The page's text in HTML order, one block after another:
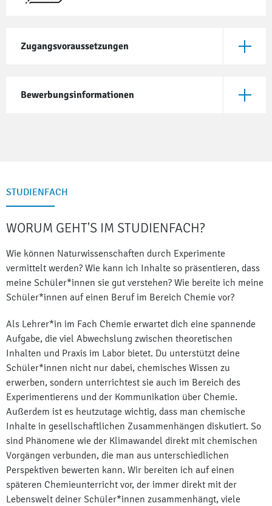
Zugangsvoraussetzungen
Öffne
Bewerbungsinformationen
Öffne
STUDIENFACH
WORUM GEHT'S IM STUDIENFACH?
Wie können Naturwissenschaften durch Experimente
vermittelt werden? Wie kann ich Inhalte so präsentieren, dass
meine Schüler*innen sie gut verstehen? Wie bereite ich meine
Schüler*innen auf einen Beruf im Bereich Chemie vor?
Als Lehrer*in im Fach Chemie erwartet dich eine spannende
Aufgabe, die viel Abwechslung zwischen theoretischen
Inhalten und Praxis im Labor bietet. Du unterstützt deine
Schüler*innen nicht nur dabei, chemisches Wissen zu
erwerben, sondern unterrichtest sie auch im Bereich des
Experimentierens und der Kommunikation über Chemie.
Außerdem ist es heutzutage wichtig, dass man chemische
Inhalte in gesellschaftlichen Zusammenhängen diskutiert. So
sind Phänomene wie der Klimawandel direkt mit chemischen
Vorgängen verbunden, die man aus unterschiedlichen
Perspektiven bewerten kann. Wir bereiten ich auf einen
späteren Chemieunterricht vor, der immer direkt mit der
Lebenswelt deiner Schüler*innen zusammenhängt, viele